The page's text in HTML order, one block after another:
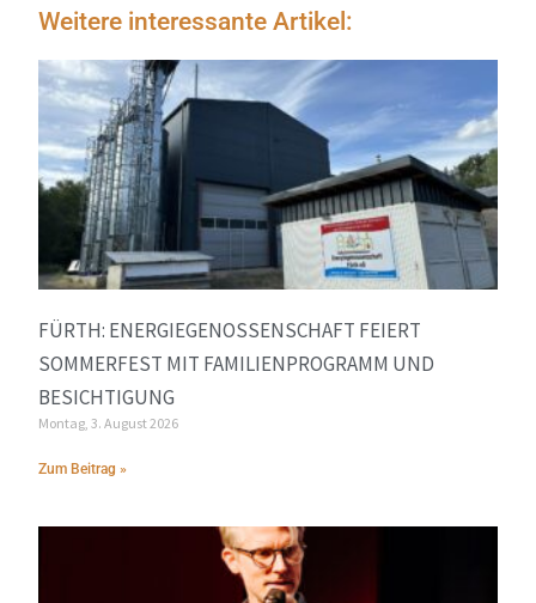
Weitere interessante Artikel:
FÜRTH: ENERGIEGENOSSENSCHAFT FEIERT
SOMMERFEST MIT FAMILIENPROGRAMM UND
BESICHTIGUNG
Montag, 3. August 2026
Zum Beitrag »